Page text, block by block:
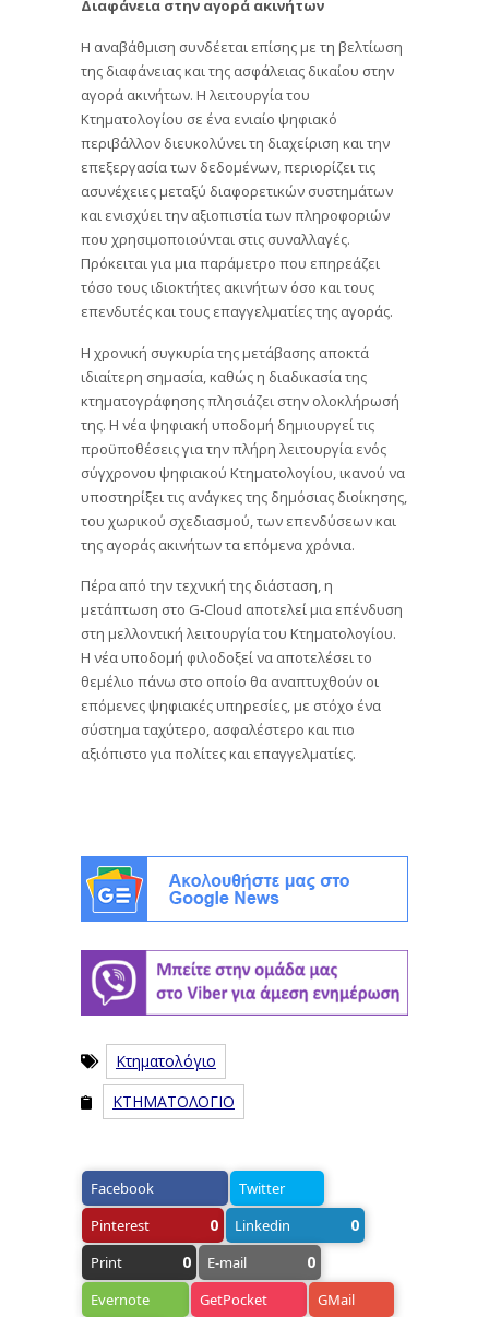
Διαφάνεια στην αγορά ακινήτων
Η αναβάθμιση συνδέεται επίσης με τη βελτίωση
της διαφάνειας και της ασφάλειας δικαίου στην
αγορά ακινήτων. Η λειτουργία του
Κτηματολογίου σε ένα ενιαίο ψηφιακό
περιβάλλον διευκολύνει τη διαχείριση και την
επεξεργασία των δεδομένων, περιορίζει τις
ασυνέχειες μεταξύ διαφορετικών συστημάτων
και ενισχύει την αξιοπιστία των πληροφοριών
που χρησιμοποιούνται στις συναλλαγές.
Πρόκειται για μια παράμετρο που επηρεάζει
τόσο τους ιδιοκτήτες ακινήτων όσο και τους
επενδυτές και τους επαγγελματίες της αγοράς.
Η χρονική συγκυρία της μετάβασης αποκτά
ιδιαίτερη σημασία, καθώς η διαδικασία της
κτηματογράφησης πλησιάζει στην ολοκλήρωσή
της. Η νέα ψηφιακή υποδομή δημιουργεί τις
προϋποθέσεις για την πλήρη λειτουργία ενός
σύγχρονου ψηφιακού Κτηματολογίου, ικανού να
υποστηρίξει τις ανάγκες της δημόσιας διοίκησης,
του χωρικού σχεδιασμού, των επενδύσεων και
της αγοράς ακινήτων τα επόμενα χρόνια.
Πέρα από την τεχνική της διάσταση, η
μετάπτωση στο G-Cloud αποτελεί μια επένδυση
στη μελλοντική λειτουργία του Κτηματολογίου.
Η νέα υποδομή φιλοδοξεί να αποτελέσει το
θεμέλιο πάνω στο οποίο θα αναπτυχθούν οι
επόμενες ψηφιακές υπηρεσίες, με στόχο ένα
σύστημα ταχύτερο, ασφαλέστερο και πιο
αξιόπιστο για πολίτες και επαγγελματίες.
Κτηματολόγιο
ΚΤΗΜΑΤΟΛΟΓΙΟ
Facebook
Twitter
Pinterest
0 Linkedin 0
Print 0 E-mail 0
Evernote GetPocket GMail